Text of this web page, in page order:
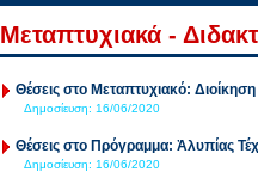
Μεταπτυχιακά -
Θέσεις στο Μεταπτυχιακό:
Δημοσίευση: 16/06/2020
Θέσεις στο Πρόγραμμα: Ἀλυπίας
Δημοσίευση: 16/06/2020